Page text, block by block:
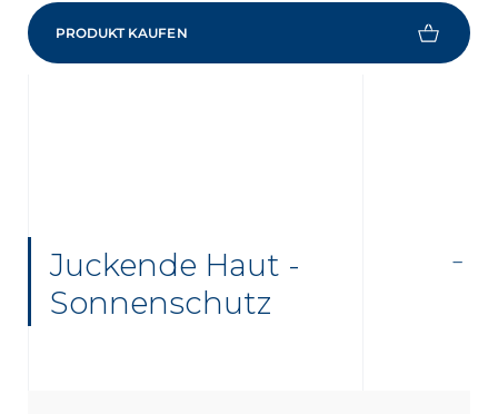
PRODUKT KAUFEN
Juckende Haut -
Sonnenschutz